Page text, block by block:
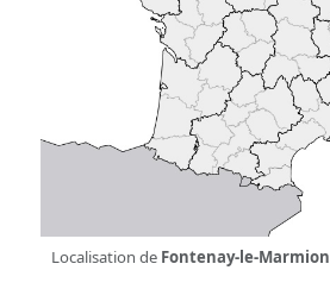
Localisation de Fontenay-le-Marmion